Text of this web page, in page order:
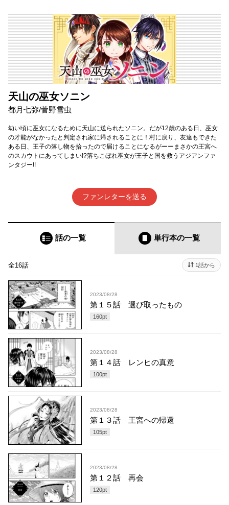
天山の巫女ソニン
都月七弥/菅野雪虫
幼い頃に巫女になるために天山に送られたソニン。だが12歳のある日、巫女
の才能がなかったと判定され家に帰されることに！村に戻り、友達もできた
ある日、王子の落し物を拾ったので届けることになるがーーまさかの王宮へ
のスカウトにあってしまい!?落ちこぼれ巫女が王子と国を救うアジアンファ
ンタジー!!
ファンレターを送る
話の一覧 単行本の一覧
全16話 1話から
2023/08/28
第１５話 選び取ったもの
160pt
2023/08/28
第１４話 レンヒの真意
100pt
2023/08/28
第１３話 王宮への帰還
105pt
2023/08/28
第１２話 再会
120pt